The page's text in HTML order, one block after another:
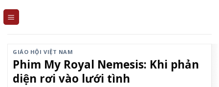
GIÁO HỘI VIỆT NAM
Phim My Royal Nemesis: Khi phản
diện rơi vào lưới tình